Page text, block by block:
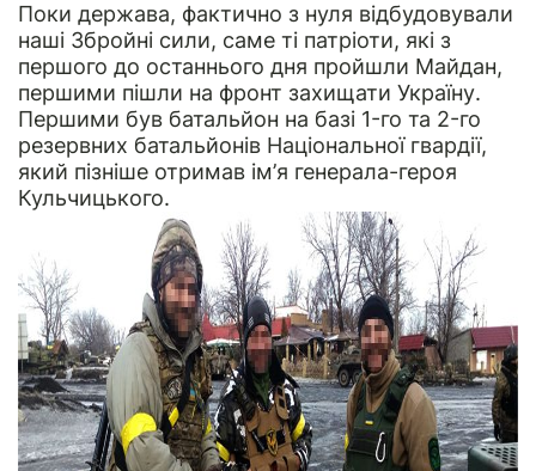
Поки держава, фактично з нуля відбудовували
наші Збройні сили, саме ті патріоти, які з
першого до останнього дня пройшли Майдан,
першими пішли на фронт захищати Україну.
Першими був батальйон на базі 1-го та 2-го
резервних батальйонів Національної гвардії,
який пізніше отримав ім’я генерала-героя
Кульчицького.